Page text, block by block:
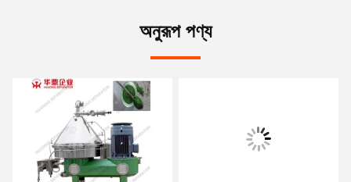
অনুরূপ পণ্য